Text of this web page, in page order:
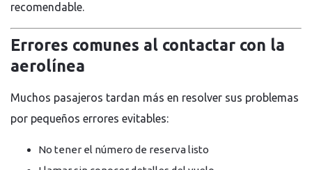
recomendable.
Errores comunes al contactar con la
aerolínea
Muchos pasajeros tardan más en resolver sus problemas
por pequeños errores evitables:
No tener el número de reserva listo